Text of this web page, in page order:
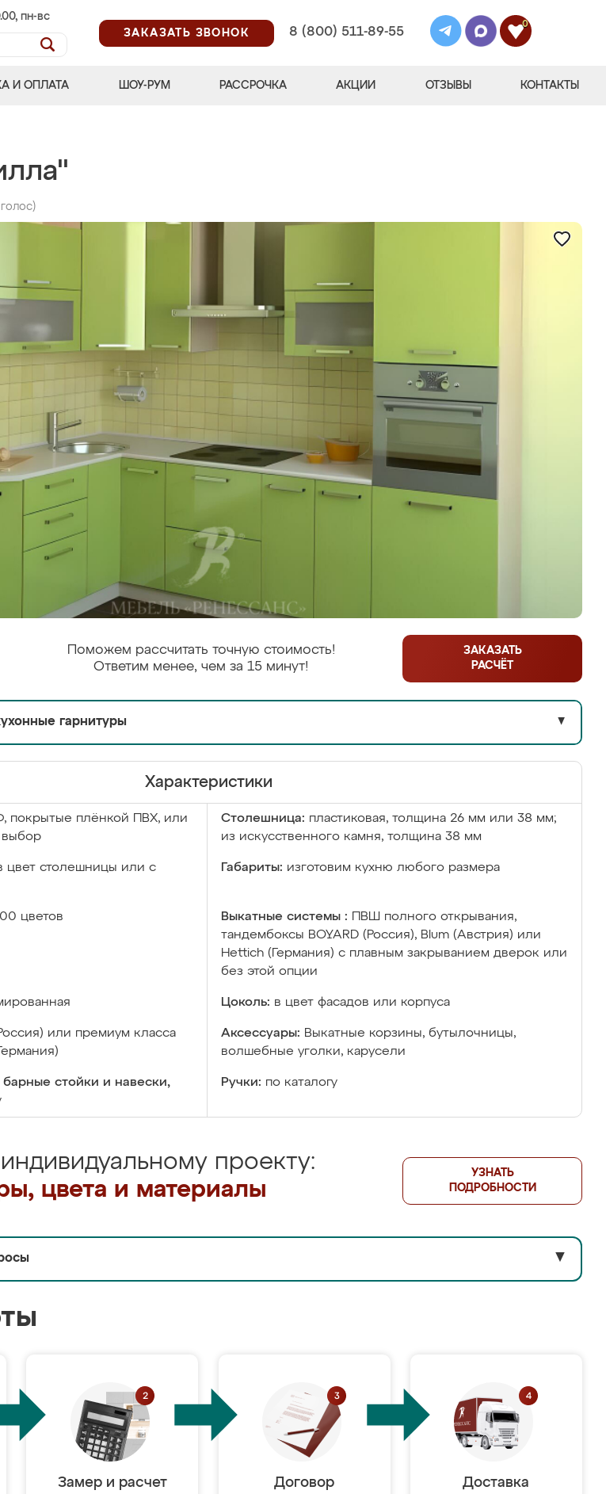
пн-вс
ЗАКАЗАТЬ ЗВОНОК
8 (800) 511-89-55
0
И ОПЛАТА ШОУ-РУМ РАССРОЧКА АКЦИИ ОТЗЫВЫ КОНТАКТЫ
голос)
Поможем рассчитать точную стоимость!
Ответим менее, чем за 15 минут!
ЗАКАЗАТЬ
РАСЧЁТ
гарнитуры ▼
Характеристики
покрытые плёнкой ПВХ, или
выбор
Столешница: пластиковая, толщина 26 мм или 38 мм;
из искусственного камня, толщина 38 мм
цвет столешницы или с
Габариты: изготовим кухню любого размера
цветов Выкатные системы :
ПВШ полного открывания,
тандембоксы BOYARD (Россия), Blum (Австрия) или
Hettich (Германия) с плавным закрыванием дверок или
без этой опции
Цоколь: в цвет фасадов или корпуса
или премиум класса
Аксессуары: Выкатные корзины, бутылочницы,
волшебные уголки, карусели
стойки и навески,
Ручки: по каталогу
проекту:
цвета и материалы
УЗНАТЬ
ПОДРОБНОСТИ
▼
Замер и расчет
Договор
Доставка